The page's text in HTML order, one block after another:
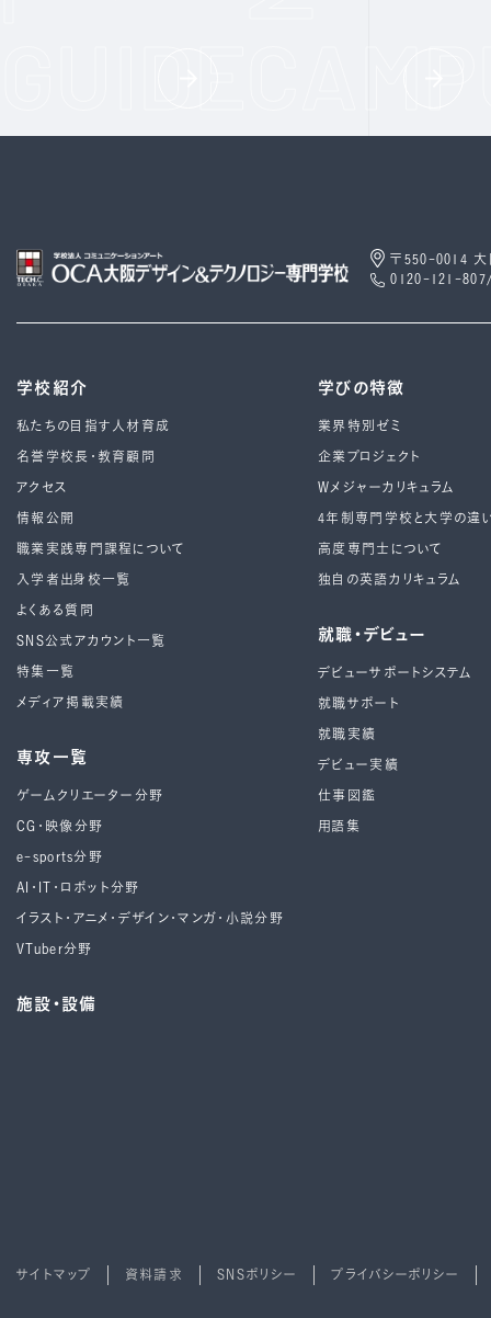
〒550-0014 大
0120-121-
学校紹介
私たちの目指す人材育成
名誉学校長・教育顧問
アクセス
情報公開
職業実践専門課程について
入学者出身校一覧
よくある質問
SNS公式アカウント一覧
特集一覧
メディア掲載実績
専攻一覧
ゲームクリエーター分野
CG・映像分野
e-sports分野
AI・IT・ロボット分野
イラスト・アニメ・デザイン・マンガ・小説分野
VTuber分野
施設・設備
学びの特徴
業界特別ゼミ
企業プロジェクト
Wメジャーカリキュラム
4年制専⾨学校と⼤学の違
高度専門士について
独自の英語カリキュラム
就職・デビュー
デビューサポートシステム
就職サポート
就職実績
デビュー実績
仕事図鑑
用語集
サイトマップ 資料請求 SNSポリシー プライバシーポリシー